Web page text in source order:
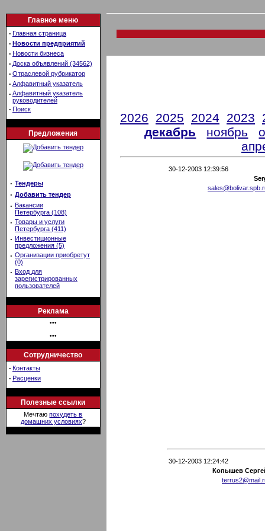
Главное меню
· Главная страница
· Новости предприятий
· Новости бизнеса
· Доска объявлений (34562)
· Отраслевой рубрикатор
· Алфавитный указатель
· Алфавитный указатель
руководителей
· Поиск
Предложения
· Тендеры
· Добавить тендер
· Вакансии
Петербурга (108)
· Товары и услуги
Петербурга (411)
· Инвестиционные
предложения (5)
· Организации приобретут
(0)
· Вход для
зарегистрированных
пользователей
Реклама
•••
•••
Сотрудничество
· Контакты
· Расценки
Полезные ссылки
Мечтаюпохудеть в
домашних условиях?
2026 2025 2024 2023
декабрь
ноябрь
30-12-2003 12:39:56
30-12-2003 12:24:42
Копышев